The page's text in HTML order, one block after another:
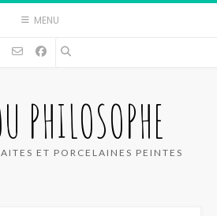
MENU
PHILOSOPHE
ET PORCELAINES PEINTES